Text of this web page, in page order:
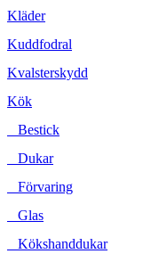
Kläder
Kuddfodral
Kvalsterskydd
Kök
Bestick
Dukar
Förvaring
Glas
Kökshanddukar